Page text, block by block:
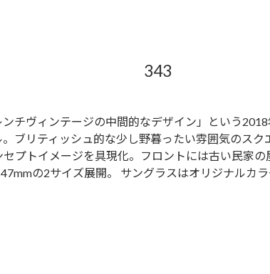
343
ンチヴィンテージの中間的なデザイン」という
ブリティッシュ的な少し野暮ったい雰囲気のス
プトイメージを具現化。フロントには古い民家
の2サイズ展開。 サングラスはオリジナルカ